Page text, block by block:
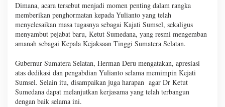
Dimana, acara tersebut menjadi momen penting dalam rangka
memberikan penghormatan kepada Yulianto yang telah
menyelesaikan masa tugasnya sebagai Kajati Sumsel, sekaligus
menyambut pejabat baru, Ketut Sumedana, yang resmi mengemban
amanah sebagai Kepala Kejaksaan Tinggi Sumatera Selatan.
Gubernur Sumatera Selatan, Herman Deru mengatakan, apresiasi
atas dedikasi dan pengabdian Yulianto selama memimpin Kejati
Sumsel. Selain itu, disampaikan juga harapan agar Dr Ketut
Sumedana dapat melanjutkan kerjasama yang telah terbangun
dengan baik selama ini.